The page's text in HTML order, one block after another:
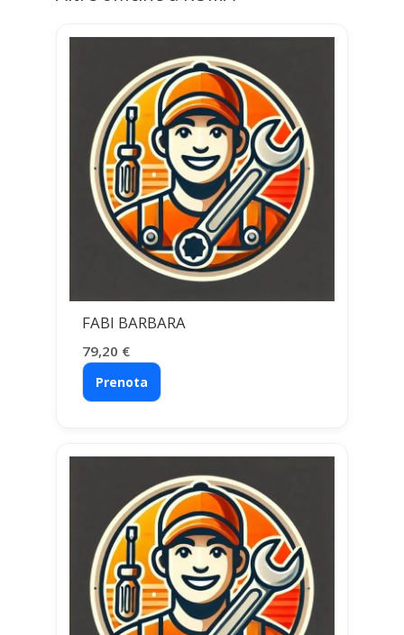
FABI BARBARA
79,20 €
Prenota